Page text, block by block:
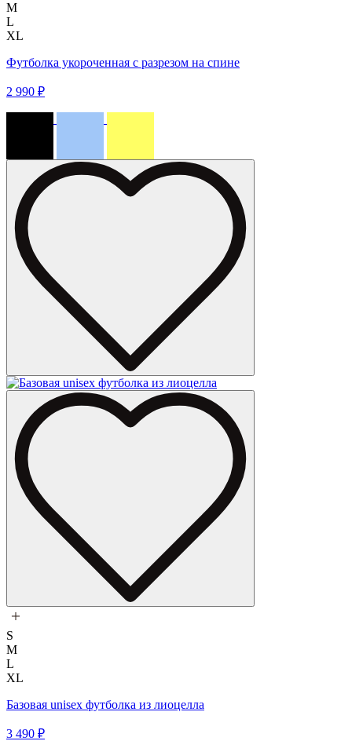
M
L
XL
Футболка укороченная с разрезом на спине
2 990 ₽
S
M
L
XL
Базовая unisex футболка из лиоцелла
3 490 ₽